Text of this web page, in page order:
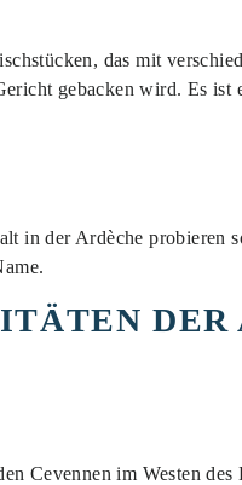
das mit
gebacken wird. Es ist
in der Ardèche probieren
DER
Cevennen im Westen